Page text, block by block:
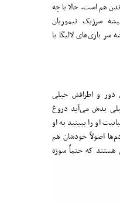
هم است. حالا با چه
سرژیک تیموریان
بازی‌های لالیگا با
و اطرافش خیلی
بدش می‌آید دروغ
او را ببینید به او
اصولاً خودشان هم
هستند که حتماً سوژه